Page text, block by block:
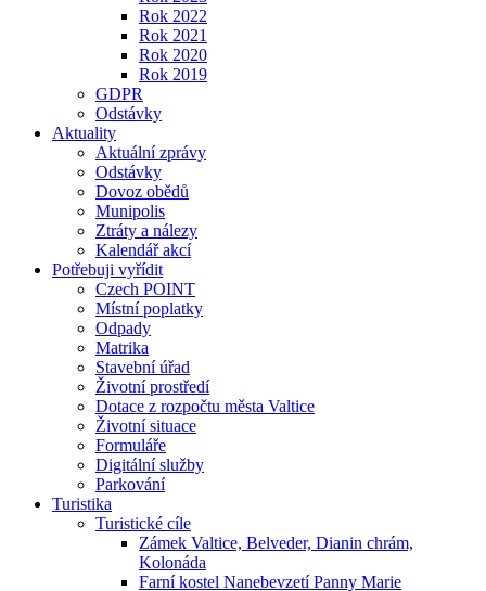
Rok 2022
Rok 2021
Rok 2020
Rok 2019
GDPR
Odstávky
Aktuality
Aktuální zprávy
Odstávky
Dovoz obědů
Munipolis
Ztráty a nálezy
Kalendář akcí
Potřebuji vyřídit
Czech POINT
Místní poplatky
Odpady
Matrika
Stavební úřad
Životní prostředí
Dotace z rozpočtu města Valtice
Životní situace
Formuláře
Digitální služby
Parkování
Turistika
Turistické cíle
Zámek Valtice, Belveder, Dianin chrám,
Kolonáda
Farní kostel Nanebevzetí Panny Marie